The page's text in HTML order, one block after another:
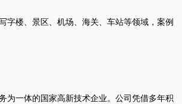
楼、景区、机场、海关、车站等领域，案例
一体的国家高新技术企业。公司凭借多年积